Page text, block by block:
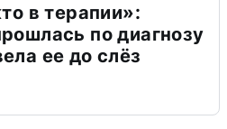
в терапии»:
по диагнозу
ее до слёз